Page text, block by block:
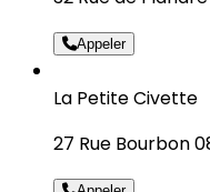
Appeler
La Petite Civette
27 Rue Bourbon